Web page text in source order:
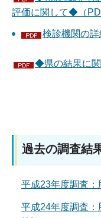
評価に関して◆（
検診機関の詳
◆県の結果に
過去の調査結
平成23年度調査：
平成24年度調査